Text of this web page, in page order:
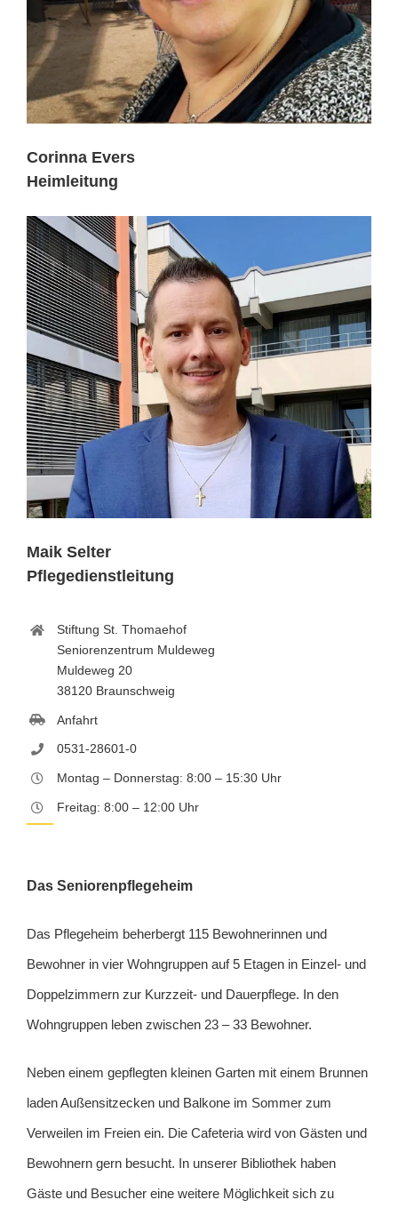
Corinna Evers
Heimleitung
Maik Selter
Pflegedienstleitung
Stiftung St. Thomaehof
Seniorenzentrum Muldeweg
Muldeweg 20
38120 Braunschweig
Anfahrt
0531-28601-0
Montag – Donnerstag: 8:00 – 15:30 Uhr
Freitag: 8:00 – 12:00 Uhr
Das Seniorenpflegeheim
Das Pflegeheim beherbergt 115 Bewohnerinnen und
Bewohner in vier Wohngruppen auf 5 Etagen in Einzel- und
Doppelzimmern zur Kurzzeit- und Dauerpflege. In den
Wohngruppen leben zwischen 23 – 33 Bewohner.
Neben einem gepflegten kleinen Garten mit einem Brunnen
laden Außensitzecken und Balkone im Sommer zum
Verweilen im Freien ein. Die Cafeteria wird von Gästen und
Bewohnern gern besucht. In unserer Bibliothek haben
Gäste und Besucher eine weitere Möglichkeit sich zu